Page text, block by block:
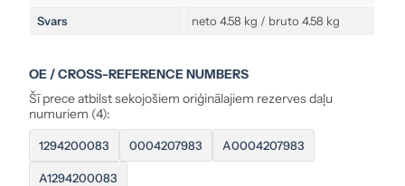
Svars neto 4.58 kg / bruto 4.58 kg
OE / CROSS-REFERENCE NUMBERS
Šī prece atbilst sekojošiem oriģinālajiem rezerves daļu
numuriem (4):
1294200083 0004207983 A0004207983
A1294200083